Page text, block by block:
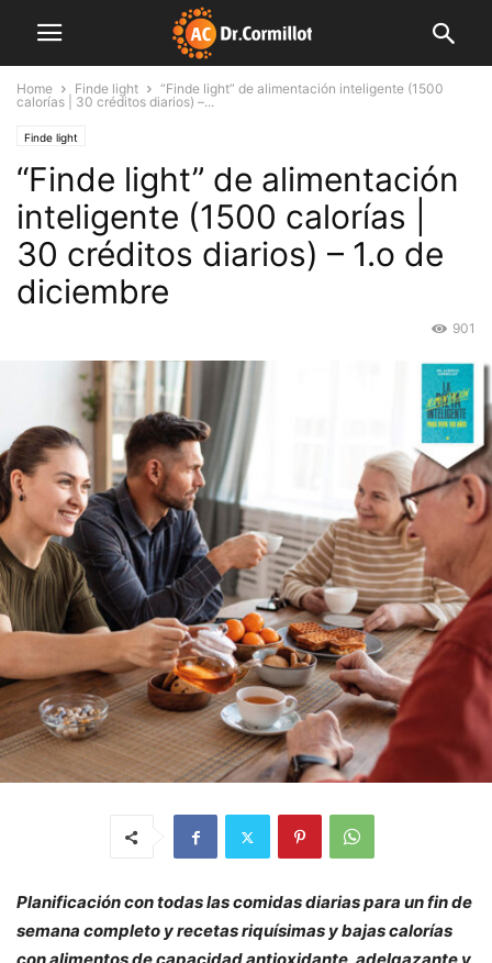
Home Finde light
“Finde light” de alimentación inteligente (1500
calorías | 30 créditos diarios) –...
Finde light
“Finde light” de alimentación
inteligente (1500 calorías |
30 créditos diarios) – 1.o de
diciembre
901
Planificación con todas las comidas diarias para un fin de
semana completo y recetas riquísimas y bajas calorías